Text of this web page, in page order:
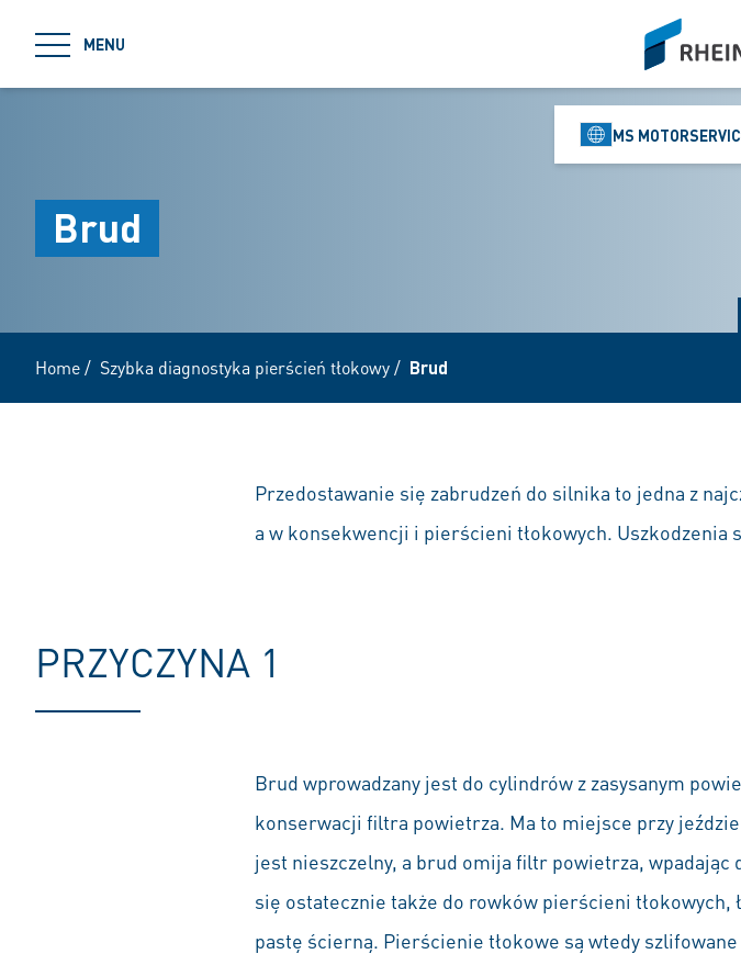
MENU
siteLogo
MS
Brud
Home/ Szybka diagnostyka pierścień tłokowy/ Brud
Przedostawanie się zabrudzeń do silnika to jedna z
a w konsekwencji i pierścieni tłokowych. Uszkodzenia
PRZYCZYNA 1
Brud wprowadzany jest do cylindrów z zasysanym
konserwacji filtra powietrza. Ma to miejsce przy
jest nieszczelny, a brud omija filtr powietrza,
się ostatecznie także do rowków pierścieni tłokowych,
pastę ścierną. Pierścienie tłokowe są wtedy